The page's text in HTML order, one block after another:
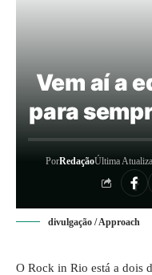
Vem aí a
para
PorRedaçãoÚltima
divulgação / Approach
O Rock in Rio está a dois